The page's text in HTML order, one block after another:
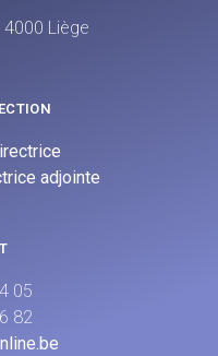
4000 Liège
adjointe
05
82